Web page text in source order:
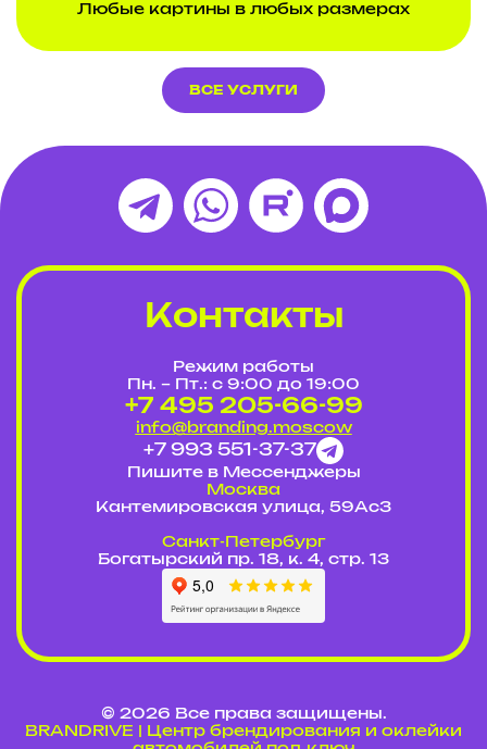
Любые картины в любых размерах
ВСЕ УСЛУГИ
© 2026 Все права защищены.
BRANDRIVE | Центр брендирования и оклейки
Контакты
Режим работы
Пн. – Пт.: с 9:00 до 19:00
+7 495 205-66-99
info@branding.moscow
+7 993 551-37-37
Пишите в Мессенджеры
Москва
Кантемировская улица, 59Ас3
Cанкт-Петербург
Богатырский пр. 18, к. 4, стр. 13